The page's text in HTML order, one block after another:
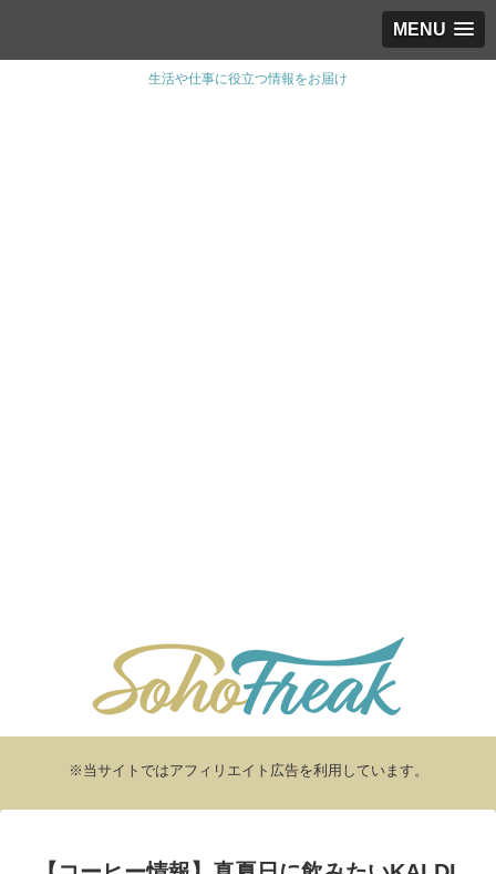
MENU
生活や仕事に役立つ情報をお届け
※当サイトではアフィリエイト広告を利用しています。